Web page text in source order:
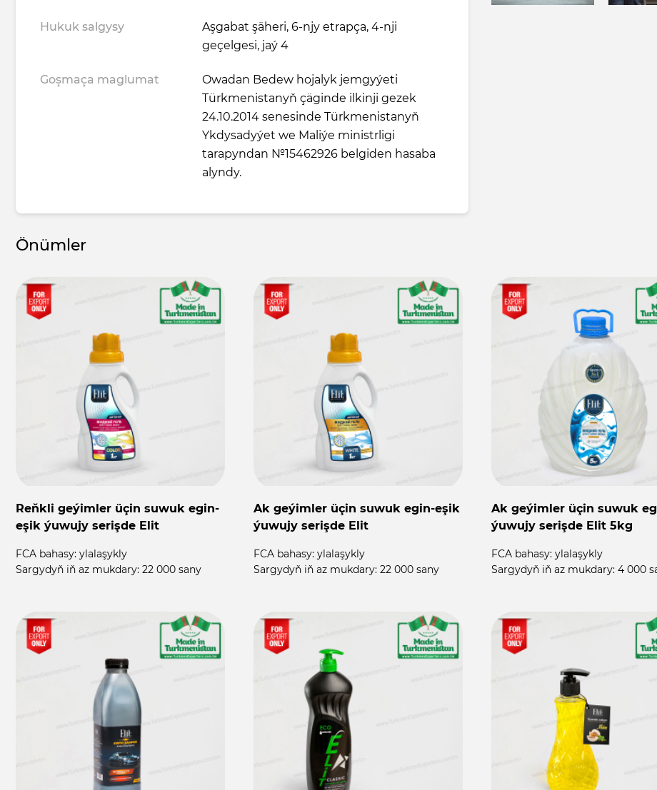
Hukuk salgysy
Aşgabat şäheri, 6-njy etrapça, 4-nji
geçelgesi, jaý 4
Goşmaça maglumat
Owadan Bedew hojalyk jemgyýeti
Türkmenistanyň çäginde ilkinji gezek
24.10.2014 senesinde Türkmenistanyň
Ykdysadyýet we Maliýe ministrligi
tarapyndan №15462926 belgiden hasaba
alyndy.
Önümler
Reňkli geýimler üçin suwuk egin-
eşik ýuwujy serişde Elit
FCA bahasy: ylalaşykly
Sargydyň iň az mukdary: 22 000 sany
Ak geýimler üçin suwuk egin-eşik
ýuwujy serişde Elit
FCA bahasy: ylalaşykly
Sargydyň iň az mukdary: 22 000 sany
Ak geýimler üçin suwuk
ýuwujy serişde Elit 5kg
FCA bahasy: ylalaşykly
Sargydyň iň az mukdary: 4 000